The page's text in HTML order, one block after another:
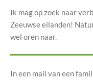
Ik mag op zoek naar
Zeeuwse eilanden!
wel oren naar.
In een mail van een